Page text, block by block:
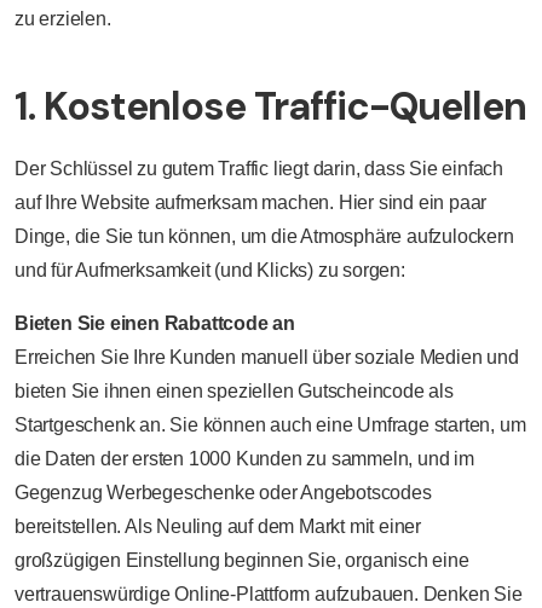
zu erzielen.
1. Kostenlose Traffic-Quellen
Der Schlüssel zu gutem Traffic liegt darin, dass Sie einfach
auf Ihre Website aufmerksam machen. Hier sind ein paar
Dinge, die Sie tun können, um die Atmosphäre aufzulockern
und für Aufmerksamkeit (und Klicks) zu sorgen:
Bieten Sie einen Rabattcode an
Erreichen Sie Ihre Kunden manuell über soziale Medien und
bieten Sie ihnen einen speziellen Gutscheincode als
Startgeschenk an. Sie können auch eine Umfrage starten, um
die Daten der ersten 1000 Kunden zu sammeln, und im
Gegenzug Werbegeschenke oder Angebotscodes
bereitstellen. Als Neuling auf dem Markt mit einer
großzügigen Einstellung beginnen Sie, organisch eine
vertrauenswürdige Online-Plattform aufzubauen. Denken Sie